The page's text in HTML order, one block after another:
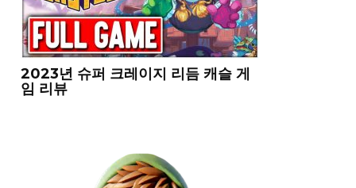
2023년 슈퍼 크레이지 리듬 캐슬 게
임 리뷰